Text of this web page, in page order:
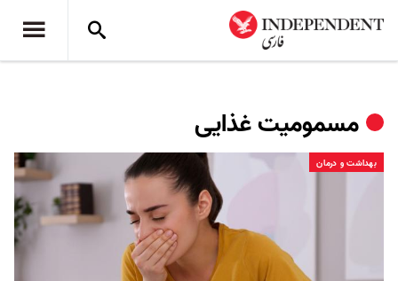
مسمومیت غذایی
بهداشت و درمان